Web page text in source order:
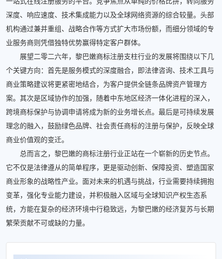
深度、响应速度、技术集成能力以及全球网络资源的综合较量。头部
机构通过兼并重组、战略合作等方式扩大市场份额，而细分领域的专
业服务商则凭借独特优势赢得特定客户群体。
展望二零二六年，黎巴嫩商标注册支柱行业的发展将围绕以下几
个关键方向：首先是服务模式的深度融合，即法律咨询、技术工具与
商业策略建议将更紧密地结合，为客户提供全链条品牌资产管理方
案。其次是区域协作的加强，随着中东地区经济一体化进程的深入，
跨境商标保护与协调申请将成为新的业务增长点。最后是可持续发展
理念的融入，鼓励绿色品牌、社会责任商标的注册与保护，反映全球
商业价值观的变迁。
总而言之，黎巴嫩的商标注册行业正站在一个崭新的历史节点。
它不仅是法律遵从的简单程序，更是驱动创新、保障投资、塑造国家
商业形象的战略性产业。面对未来的机遇与挑战，行业需要持续拥抱
变革，强化专业能力建设，并积极融入区域与全球知识产权生态系
统，方能在复杂的经济环境中行稳致远，为黎巴嫩的经济复苏与长期
繁荣贡献不可或缺的力量。